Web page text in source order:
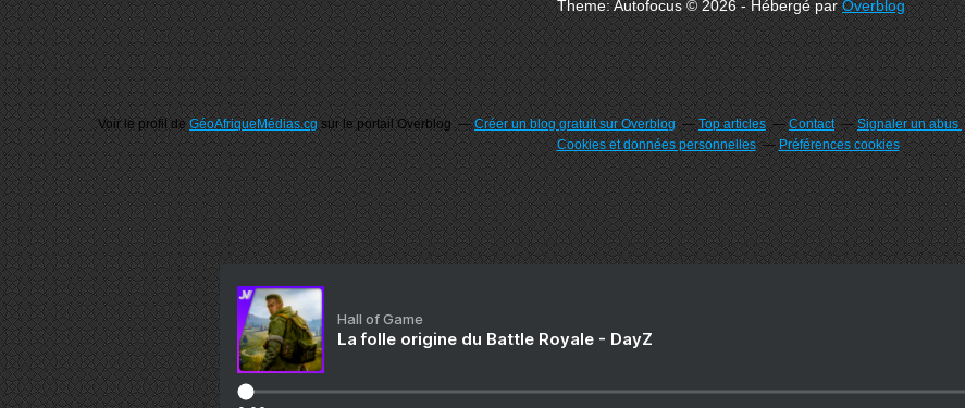
Theme: Autofocus © 2026 - Hébergé parOverblog
Voir le profil deGéoAfriqueMédias.cgsur le portail Overblog Créer un blog gratuit sur Overblog Top articles Contact Signaler un abus
Cookies et données personnelles
Préférences cookies
Hall of Game
La folle origine du Battle Royale - DayZ